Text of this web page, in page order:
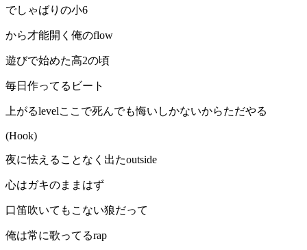
でしゃばりの小6
から才能開く俺のflow
遊びで始めた高2の頃
毎日作ってるビート
上がるlevelここで死んでも悔いしかないからただやる
(Hook)
夜に怯えることなく出たoutside
心はガキのままはず
口笛吹いてもこない狼だって
俺は常に歌ってるrap